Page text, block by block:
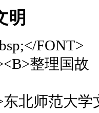
明
FONT>
整理国
东北师范大